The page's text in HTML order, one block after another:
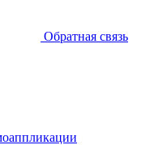
Обратная связь